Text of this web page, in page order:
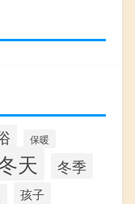
保暖
天 冬季
孩子